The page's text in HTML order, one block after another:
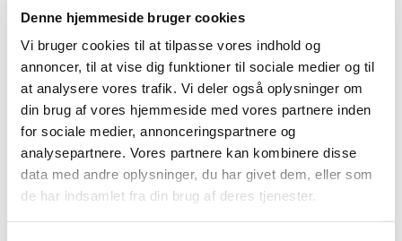
Denne hjemmeside bruger cookies
Vi bruger cookies til at tilpasse vores indhold og
annoncer, til at vise dig funktioner til sociale medier og til
at analysere vores trafik. Vi deler også oplysninger om
din brug af vores hjemmeside med vores partnere inden
for sociale medier, annonceringspartnere og
analysepartnere. Vores partnere kan kombinere disse
data med andre oplysninger, du har givet dem, eller som
de har indsamlet fra din brug af deres tjenester.